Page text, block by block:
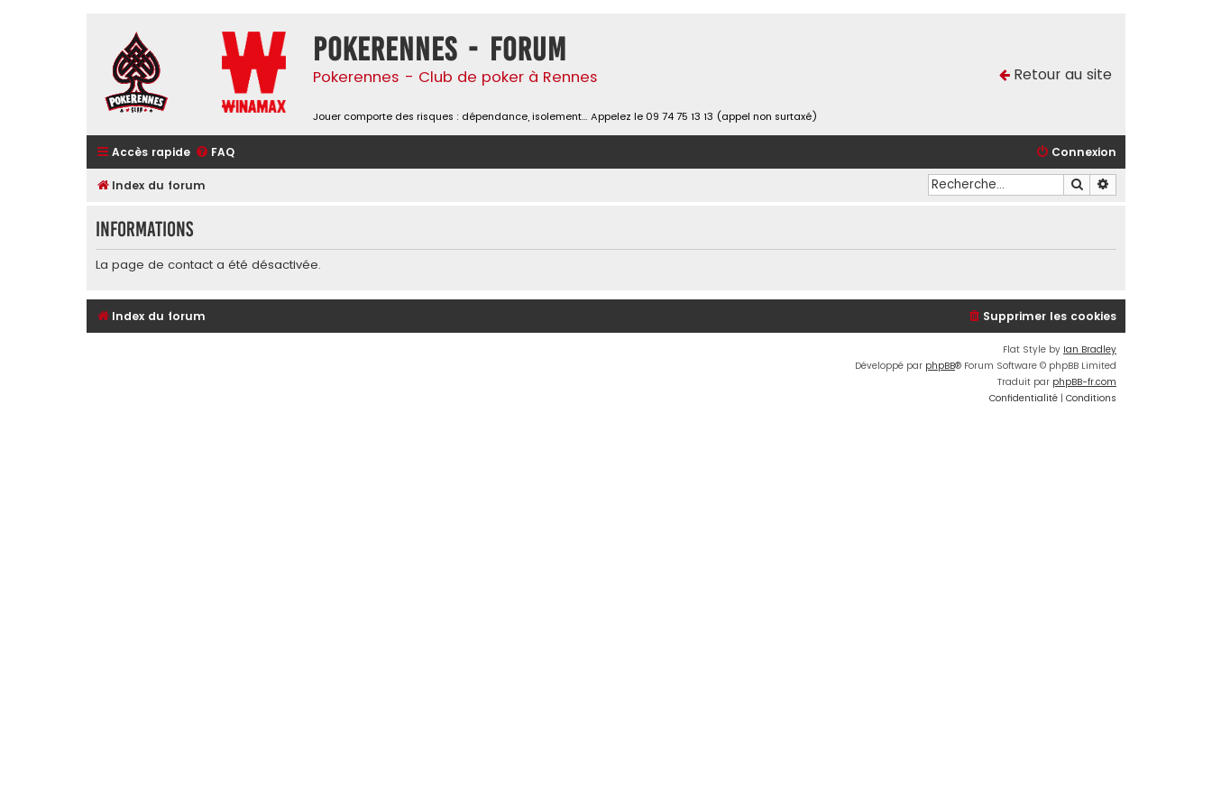
Pokerennes - Forum
Pokerennes - Club de poker à Rennes
Jouer comporte des risques : dépendance, isolement… Appelez le 09 74 75 13 13 (appel non surtaxé)
Retour au site
Accès rapide FAQ Connexion
Index du forum Rechercher
Informations
La page de contact a été désactivée.
Index du forum Supprimer les cookies
Flat Style by Ian Bradley
Développé par phpBB® Forum Software © phpBB Limited
Traduit par phpBB-fr.com
Confidentialité | Conditions